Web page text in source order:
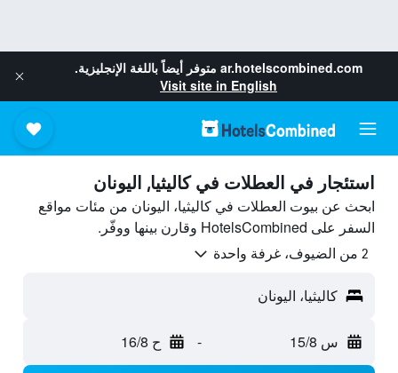
ar.hotelscombined.com متوفر أيضاً باللغة الإنجليزية.
Visit site in English
استئجار في العطلات في كاليثيا, اليونان
ابحث عن بيوت العطلات في كاليثيا، اليونان من مئات مواقع
السفر على HotelsCombined وقارن بينها ووفّر.
2 من الضيوف، غرفة واحدة
كاليثيا، اليونان
س 15/8 - ح 16/8